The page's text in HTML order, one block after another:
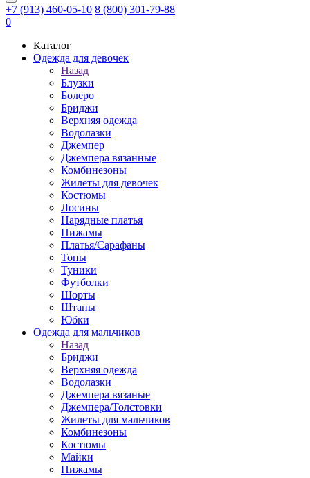
+7 (913) 460-05-10 8 (800) 301-79-88
0
Каталог
Одежда для девочек
Назад
Блузки
Болеро
Бриджи
Верхняя одежда
Водолазки
Джемпер
Джемпера вязанные
Комбинезоны
Жилеты для девочек
Костюмы
Лосины
Нарядные платья
Пижамы
Платья/Сарафаны
Топы
Туники
Футболки
Шорты
Штаны
Юбки
Одежда для мальчиков
Назад
Бриджи
Верхняя одежда
Водолазки
Джемпера вязаные
Джемпера/Толстовки
Жилеты для мальчиков
Комбинезоны
Костюмы
Майки
Пижамы